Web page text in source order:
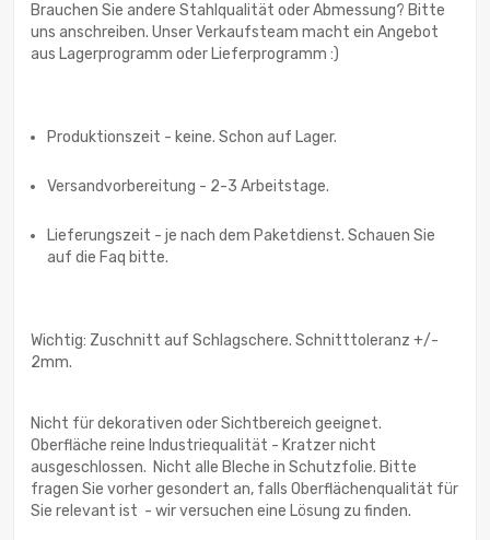
Brauchen Sie andere Stahlqualität oder Abmessung? Bitte
uns anschreiben. Unser Verkaufsteam macht ein Angebot
aus Lagerprogramm oder Lieferprogramm :)
Produktionszeit - keine. Schon auf Lager.
Versandvorbereitung - 2-3 Arbeitstage.
Lieferungszeit - je nach dem Paketdienst. Schauen Sie
auf die Faq bitte.
Wichtig: Zuschnitt auf Schlagschere. Schnitttoleranz +/-
2mm.
Nicht für dekorativen oder Sichtbereich geeignet.
Oberfläche reine Industriequalität - Kratzer nicht
ausgeschlossen. Nicht alle Bleche in Schutzfolie. Bitte
fragen Sie vorher gesondert an, falls Oberflächenqualität für
Sie relevant ist - wir versuchen eine Lösung zu finden.